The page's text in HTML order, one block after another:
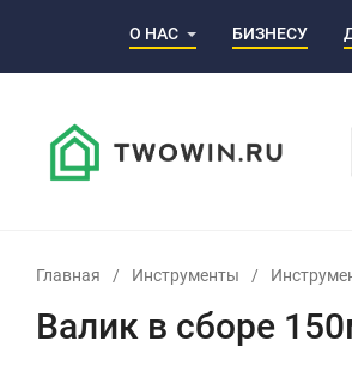
О НАС БИЗНЕСУ
Главная / Инструменты /
Валик в сборе